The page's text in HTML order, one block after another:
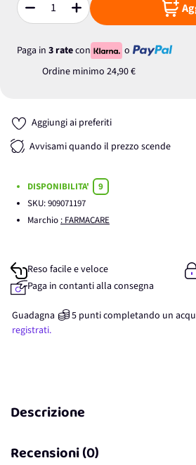
Quantità
Paga in 3 ratecon
o
Ordine minimo 24,90 €
Aggiungi ai preferiti
Avvisami quando il prezzo scende
DISPONIBILITA'
9
SKU:909071197
Marchio : FARMACARE
Reso facile e veloce
Paga in contanti alla consegna
Guadagna 5 punticompletando un
registrati.
Descrizione
Recensioni (0)